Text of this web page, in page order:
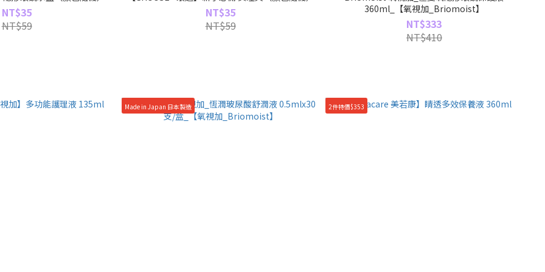
NT$35
NT$59
NT$35
NT$59
360ml_【氧視加_Briomoist】
NT$333
NT$410
Made in Japan 日本製造 2件特價$353